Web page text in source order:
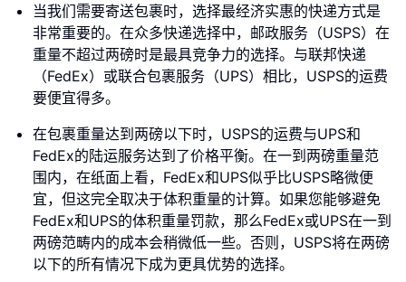
当我们需要寄送包裹时，选择最经济实惠的快递方式是
非常重要的。在众多快递选择中，邮政服务（USPS）在
重量不超过两磅时是最具竞争力的选择。与联邦快递
（FedEx）或联合包裹服务（UPS）相比，USPS的运费
要便宜得多。
在包裹重量达到两磅以下时，USPS的运费与UPS和
FedEx的陆运服务达到了价格平衡。在一到两磅重量范
围内，在纸面上看，FedEx和UPS似乎比USPS略微便
宜，但这完全取决于体积重量的计算。如果您能够避免
FedEx和UPS的体积重量罚款，那么FedEx或UPS在一到
两磅范畴内的成本会稍微低一些。否则，USPS将在两磅
以下的所有情况下成为更具优势的选择。